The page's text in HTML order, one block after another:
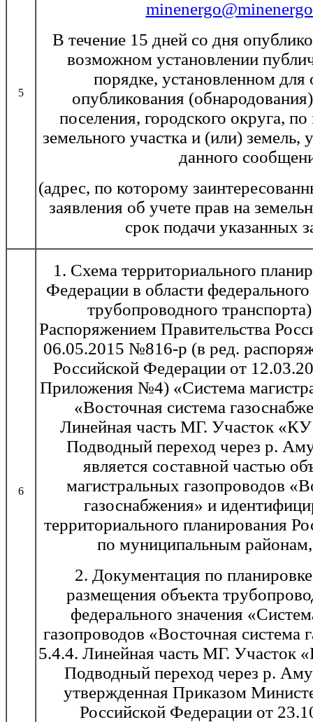
5
В течение 15 дней со дня
возможном установлении
порядке, установленном для
опубликования
поселения, городского округа,
земельного участка и (или) земель,
данного
(адрес, по которому
заявления об учете прав на
срок подачи указанных
6
1. Схема территориального
Федерации в области
трубопроводного
Распоряжением Правительства
06.05.2015 №816-р (в ред.
Российской Федерации от
Приложения №4) «Система
«Восточная система
Линейная часть МГ. Участок
Подводный переход через р.
является составной частью
магистральных газопроводов
газоснабжения» и
территориального планирования
по муниципальным
2. Документация по
размещения объекта
федерального значения
газопроводов «Восточная система
5.4.4. Линейная часть МГ.
Подводный переход через р.
утвержденная Приказом
Российской Федерации от